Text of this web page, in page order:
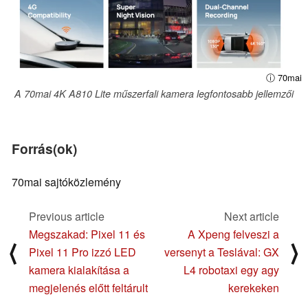
ⓘ 70mai
A 70mai 4K A810 Lite műszerfali kamera legfontosabb jellemzői
Forrás(ok)
70mai sajtóközlemény
⟨
Previous article
Megszakad: Pixel 11 és
Pixel 11 Pro izzó LED
kamera kialakítása a
megjelenés előtt feltárult
Next article
A Xpeng felveszi a
versenyt a Teslával: GX
L4 robotaxi egy agy
kerekeken
⟩